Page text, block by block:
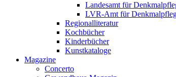
Landesamt für
LVR-Amt für
Regionalliteratur
Kochbücher
Kinderbücher
Kunstkataloge
Magazine
Concerto